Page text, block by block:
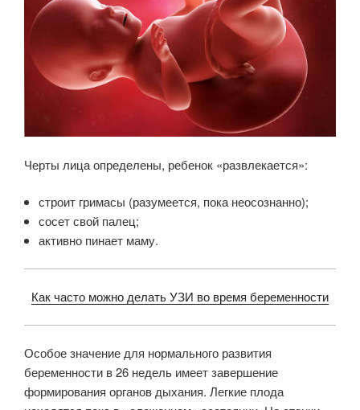
Черты лица определены, ребенок «развлекается»:
строит гримасы (разумеется, пока неосознанно);
сосет свой палец;
активно пинает маму.
Как часто можно делать УЗИ во время беременности
Особое значение для нормального развития
беременности в 26 недель имеет завершение
формирования органов дыхания. Легкие плода